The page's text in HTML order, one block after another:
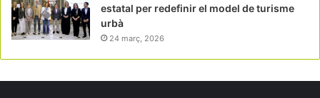
estatal per redefinir el model de turisme
urbà
24 març, 2026